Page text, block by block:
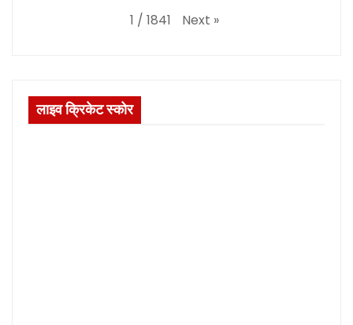
1 / 1841 Next »
लाइव क्रिकेट स्कोर